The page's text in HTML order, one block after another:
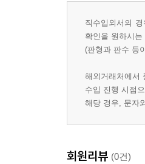
직수입외서의
확인을 원하시
(판형과 판수 등
해외거래처에서
수입 진행 시점
해당 경우, 문자
회원리뷰 (0건)